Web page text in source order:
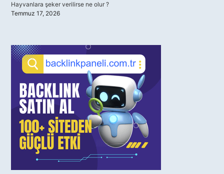
Hayvanlara şeker verilirse ne olur ?
Temmuz 17, 2026